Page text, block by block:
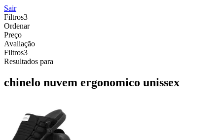
Sair
Filtros3
Ordenar
Preço
Avaliação
Filtros3
Resultados para
chinelo nuvem ergonomico unissex